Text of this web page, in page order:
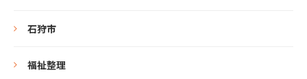
石狩市
福祉整理